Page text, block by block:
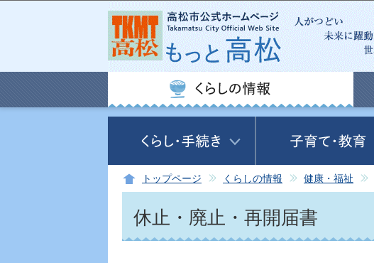
トップページ くらしの情報 健康・福祉
休止・廃止・再開届書